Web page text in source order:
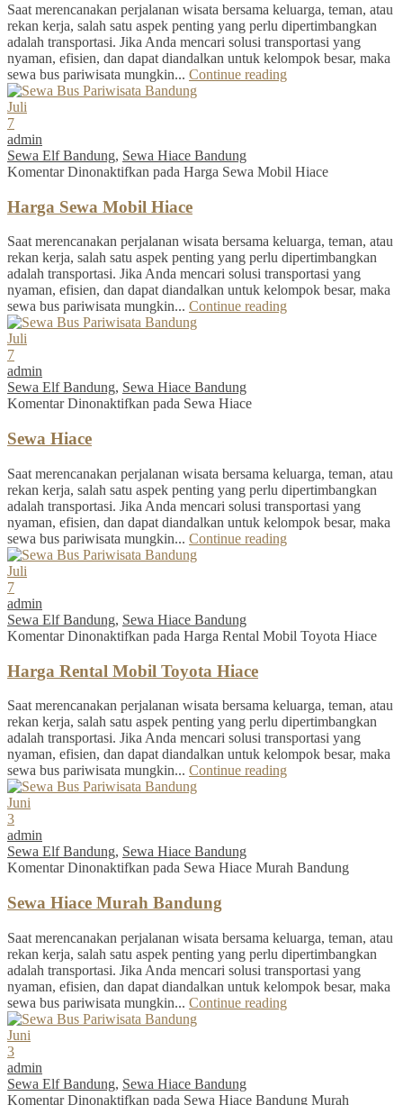
Saat merencanakan perjalanan wisata bersama keluarga, teman, atau
rekan kerja, salah satu aspek penting yang perlu dipertimbangkan
adalah transportasi. Jika Anda mencari solusi transportasi yang
nyaman, efisien, dan dapat diandalkan untuk kelompok besar, maka
sewa bus pariwisata mungkin... Continue reading
Juli
7
admin
Sewa Elf Bandung, Sewa Hiace Bandung
Komentar Dinonaktifkan pada Harga Sewa Mobil Hiace
Harga Sewa Mobil Hiace
Saat merencanakan perjalanan wisata bersama keluarga, teman, atau
rekan kerja, salah satu aspek penting yang perlu dipertimbangkan
adalah transportasi. Jika Anda mencari solusi transportasi yang
nyaman, efisien, dan dapat diandalkan untuk kelompok besar, maka
sewa bus pariwisata mungkin... Continue reading
Juli
7
admin
Sewa Elf Bandung, Sewa Hiace Bandung
Komentar Dinonaktifkan pada Sewa Hiace
Sewa Hiace
Saat merencanakan perjalanan wisata bersama keluarga, teman, atau
rekan kerja, salah satu aspek penting yang perlu dipertimbangkan
adalah transportasi. Jika Anda mencari solusi transportasi yang
nyaman, efisien, dan dapat diandalkan untuk kelompok besar, maka
sewa bus pariwisata mungkin... Continue reading
Juli
7
admin
Sewa Elf Bandung, Sewa Hiace Bandung
Komentar Dinonaktifkan pada Harga Rental Mobil Toyota Hiace
Harga Rental Mobil Toyota Hiace
Saat merencanakan perjalanan wisata bersama keluarga, teman, atau
rekan kerja, salah satu aspek penting yang perlu dipertimbangkan
adalah transportasi. Jika Anda mencari solusi transportasi yang
nyaman, efisien, dan dapat diandalkan untuk kelompok besar, maka
sewa bus pariwisata mungkin... Continue reading
Juni
3
admin
Sewa Elf Bandung, Sewa Hiace Bandung
Komentar Dinonaktifkan pada Sewa Hiace Murah Bandung
Sewa Hiace Murah Bandung
Saat merencanakan perjalanan wisata bersama keluarga, teman, atau
rekan kerja, salah satu aspek penting yang perlu dipertimbangkan
adalah transportasi. Jika Anda mencari solusi transportasi yang
nyaman, efisien, dan dapat diandalkan untuk kelompok besar, maka
sewa bus pariwisata mungkin... Continue reading
Juni
3
admin
Sewa Elf Bandung, Sewa Hiace Bandung
Komentar Dinonaktifkan pada Sewa Hiace Bandung Murah